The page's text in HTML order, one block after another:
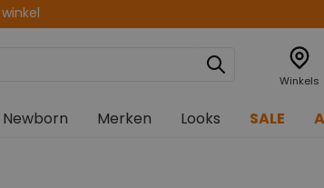
Winkels
Newborn Merken Looks SALE